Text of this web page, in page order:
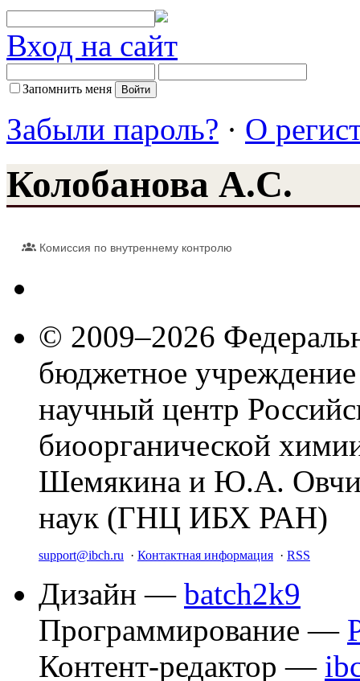
Вход на сайт
Запомнить меня
Забыли пароль? · О
Колобанова А.С.
Комиссия по внутреннему контролю
© 2009–2026
бюджетное
научный центр
биоорганической
Шемякина и Ю.А.
наук (ГНЦ ИБХ РАН)
support@ibch.ru · Контактная информация · RSS
Дизайн — batch2k9
Программирование —
Контент-редактор —